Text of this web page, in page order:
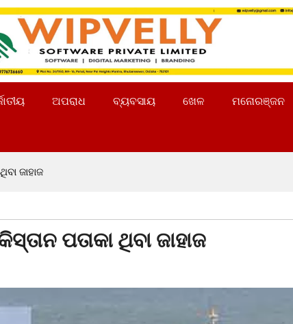
ଅପରାଧ ବ୍ୟବସାୟ ଖେଳ ମନୋରଞ୍ଜନ
ଜାହାଜ
ପତାକା ଥିବା ଜାହାଜ